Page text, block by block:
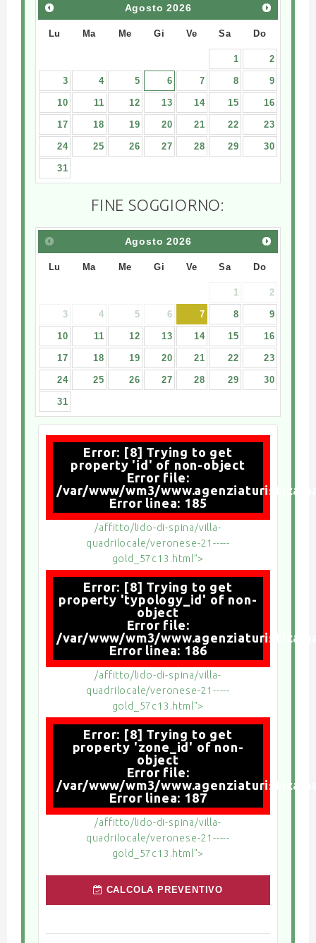
Agosto 2026
Lu Ma Me Gi Ve Sa Do
1 2
3 4 5 6 7 8 9
10 11 12 13 14 15 16
17 18 19 20 21 22 23
24 25 26 27 28 29 30
31
FINE SOGGIORNO:
Agosto 2026
Lu Ma Me Gi Ve Sa Do
1 2
3 4 5 6 7 8 9
10 11 12 13 14 15 16
17 18 19 20 21 22 23
24 25 26 27 28 29 30
31
Error: [8] Trying to get
property 'id' of non-object
Error file:
/var/www/wm3/
Error linea: 185
/affitto/lido-di-spina/villa-
quadrilocale/veronese-21-----
gold_57c13.html">
Error: [8] Trying to get
property 'typology_id' of non-
object
Error file:
/var/www/wm3/
Error linea: 186
/affitto/lido-di-spina/villa-
quadrilocale/veronese-21-----
gold_57c13.html">
Error: [8] Trying to get
property 'zone_id' of non-
object
Error file:
/var/www/wm3/
Error linea: 187
/affitto/lido-di-spina/villa-
quadrilocale/veronese-21-----
gold_57c13.html">
CALCOLA PREVENTIVO